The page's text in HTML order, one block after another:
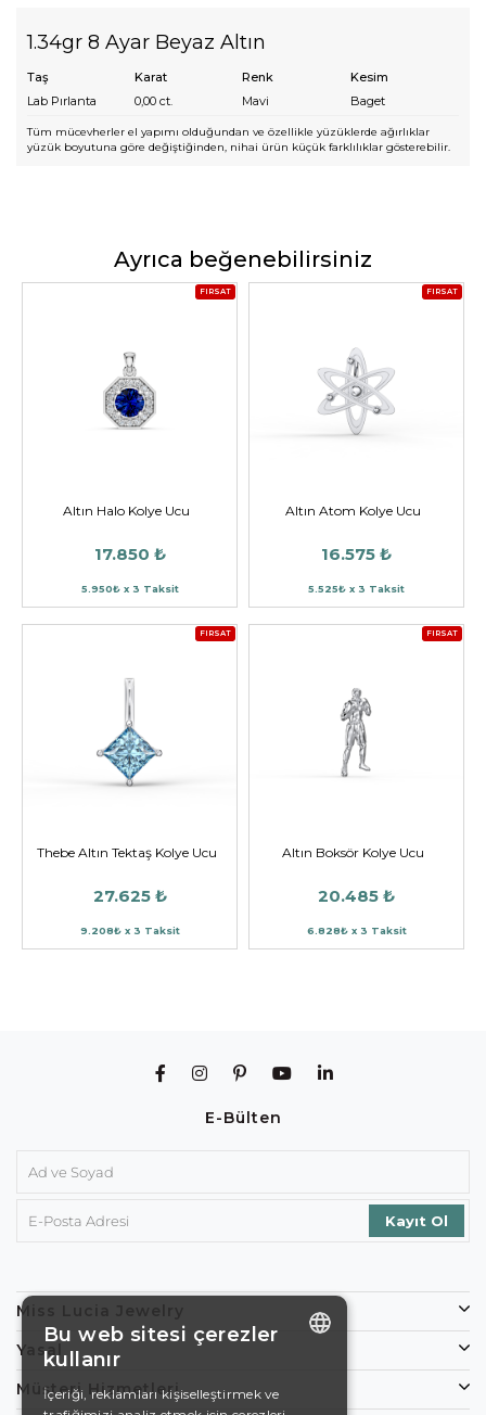
1.34gr 8 Ayar Beyaz Altın
Taş Karat Renk
Kesim
Lab Pırlanta
0,00 ct. Mavi Baget
Tüm mücevherler el yapımı olduğundan ve özellikle yüzüklerde ağırlıklar
yüzük boyutuna göre değiştiğinden, nihai ürün küçük farklılıklar gösterebilir.
Ayrıca beğenebilirsiniz
FIRSAT
Altın Halo Kolye Ucu
17.850 ₺
5.950₺ x 3 Taksit
FIRSAT
Altın Atom Kolye Ucu
16.575 ₺
5.525₺ x 3 Taksit
FIRSAT
Thebe Altın Tektaş Kolye Ucu
27.625 ₺
9.208₺ x 3 Taksit
FIRSAT
Altın Boksör Kolye Ucu
20.485 ₺
6.828₺ x 3 Taksit
E-Bülten
Miss Lucia Jewelry
Yasal
Müşteri Hizmetleri
Bu web sitesi çerezler
kullanır
İçeriği, reklamları kişiselleştirmek ve